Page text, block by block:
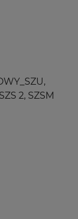
2, SZSM